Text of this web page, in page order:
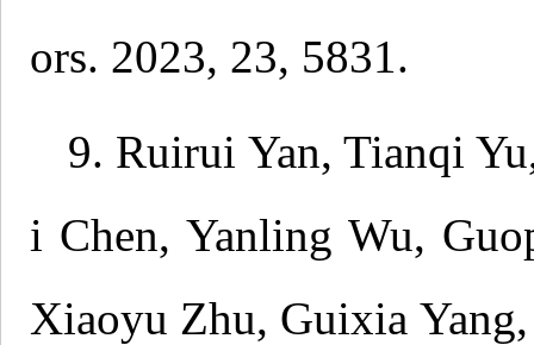
ors. 2023, 23, 5831.
9. Ruirui Yan, Tianqi
i Chen, Yanling Wu,
Xiaoyu Zhu, Guixia